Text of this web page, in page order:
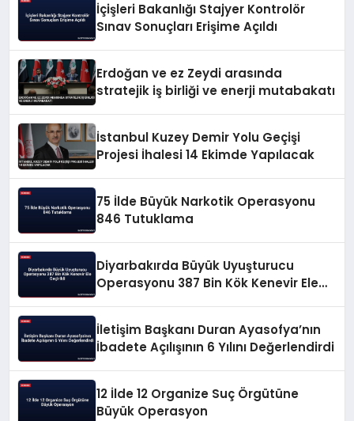
İçişleri Bakanlığı Stajyer Kontrolör
Sınav Sonuçları Erişime Açıldı
Erdoğan ve ez Zeydi arasında
stratejik iş birliği ve enerji mutabakatı
İstanbul Kuzey Demir Yolu Geçişi
Projesi İhalesi 14 Ekimde Yapılacak
75 İlde Büyük Narkotik Operasyonu
846 Tutuklama
Diyarbakırda Büyük Uyuşturucu
Operasyonu 387 Bin Kök Kenevir Ele
İletişim Başkanı Duran Ayasofya’nın
İbadete Açılışının 6 Yılını Değerlendirdi
12 İlde 12 Organize Suç Örgütüne
Büyük Operasyon